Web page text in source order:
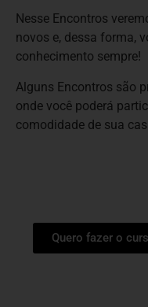
Nesse Encontros
novos e, dessa forma,
conhecimento sempre!
Alguns Encontros são
onde você poderá
comodidade de sua
Quero fazer o